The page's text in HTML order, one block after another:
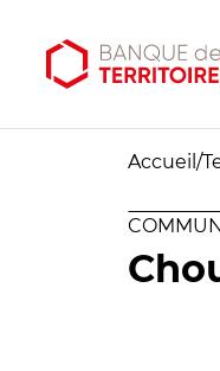
Accueil /